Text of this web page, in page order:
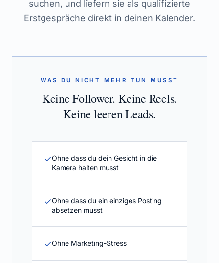
suchen, und liefern sie als qualifizierte
Erstgespräche direkt in deinen Kalender.
WAS DU NICHT MEHR TUN MUSST
Keine Follower. Keine Reels.
Keine leeren Leads.
Ohne dass du dein Gesicht in die
Kamera halten musst
Ohne dass du ein einziges Posting
absetzen musst
Ohne Marketing-Stress